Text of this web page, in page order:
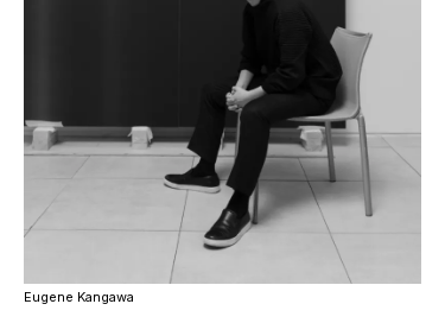
Eugene Kangawa